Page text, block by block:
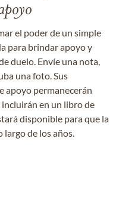
el poder de un simple
para brindar apoyo y
duelo. Envíe una nota,
una foto. Sus
apoyo permanecerán
en un libro de
disponible para que la
de los años.